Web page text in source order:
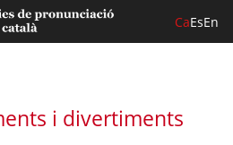
CaEsEn
i divertiments